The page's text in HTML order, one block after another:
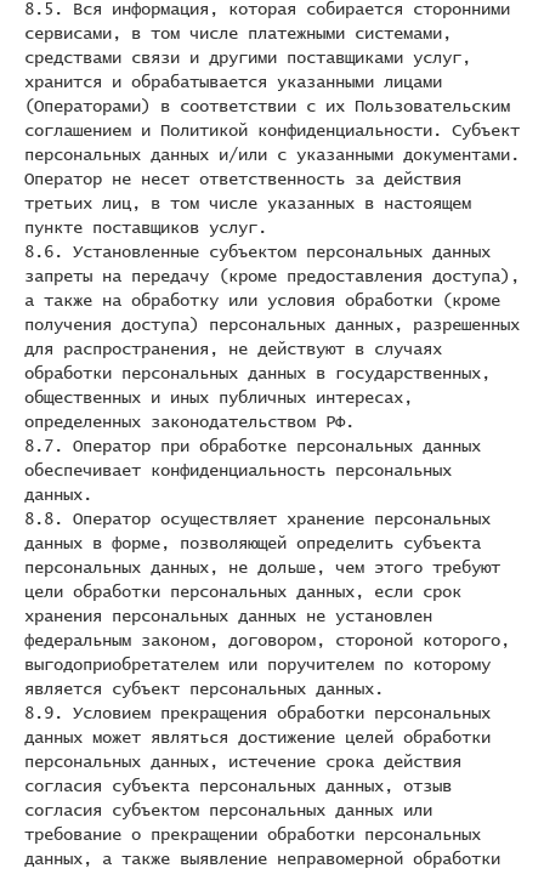
8.5. Вся информация, которая собирается сторонними
сервисами, в том числе платежными системами,
средствами связи и другими поставщиками услуг,
хранится и обрабатывается указанными лицами
(Операторами) в соответствии с их Пользовательским
соглашением и Политикой конфиденциальности. Субъект
персональных данных и/или с указанными документами.
Оператор не несет ответственность за действия
третьих лиц, в том числе указанных в настоящем
пункте поставщиков услуг.
8.6. Установленные субъектом персональных данных
запреты на передачу (кроме предоставления доступа),
а также на обработку или условия обработки (кроме
получения доступа) персональных данных, разрешенных
для распространения, не действуют в случаях
обработки персональных данных в государственных,
общественных и иных публичных интересах,
определенных законодательством РФ.
8.7. Оператор при обработке персональных данных
обеспечивает конфиденциальность персональных
данных.
8.8. Оператор осуществляет хранение персональных
данных в форме, позволяющей определить субъекта
персональных данных, не дольше, чем этого требуют
цели обработки персональных данных, если срок
хранения персональных данных не установлен
федеральным законом, договором, стороной которого,
выгодоприобретателем или поручителем по которому
является субъект персональных данных.
8.9. Условием прекращения обработки персональных
данных может являться достижение целей обработки
персональных данных, истечение срока действия
согласия субъекта персональных данных, отзыв
согласия субъектом персональных данных или
требование о прекращении обработки персональных
данных, а также выявление неправомерной обработки